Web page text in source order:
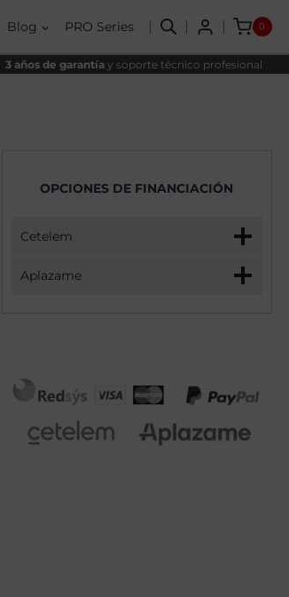
Blog PRO Series 0
3 años de garantía y soporte técnico profesional
OPCIONES DE FINANCIACIÓN
Cetelem
Aplazame
Ryzen
9900X,
64GB,
Pro